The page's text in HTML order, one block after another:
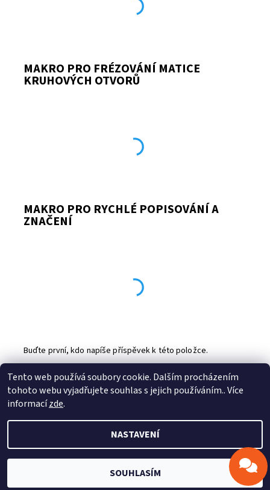
MAKRO PRO FRÉZOVÁNÍ MATICE
KRUHOVÝCH OTVORŮ
MAKRO PRO RYCHLÉ POPISOVÁNÍ A
ZNAČENÍ
Buďte první, kdo napíše příspěvek k této položce.
2026 © Profitek, s.r.o., všechna práva vyhrazena
Vytvořil Shoptet
Tento web používá soubory cookie. Dalším procházením
tohoto webu vyjadřujete souhlas s jejich používáním.. Více
informacízde.
NASTAVENÍ
SOUHLASÍM